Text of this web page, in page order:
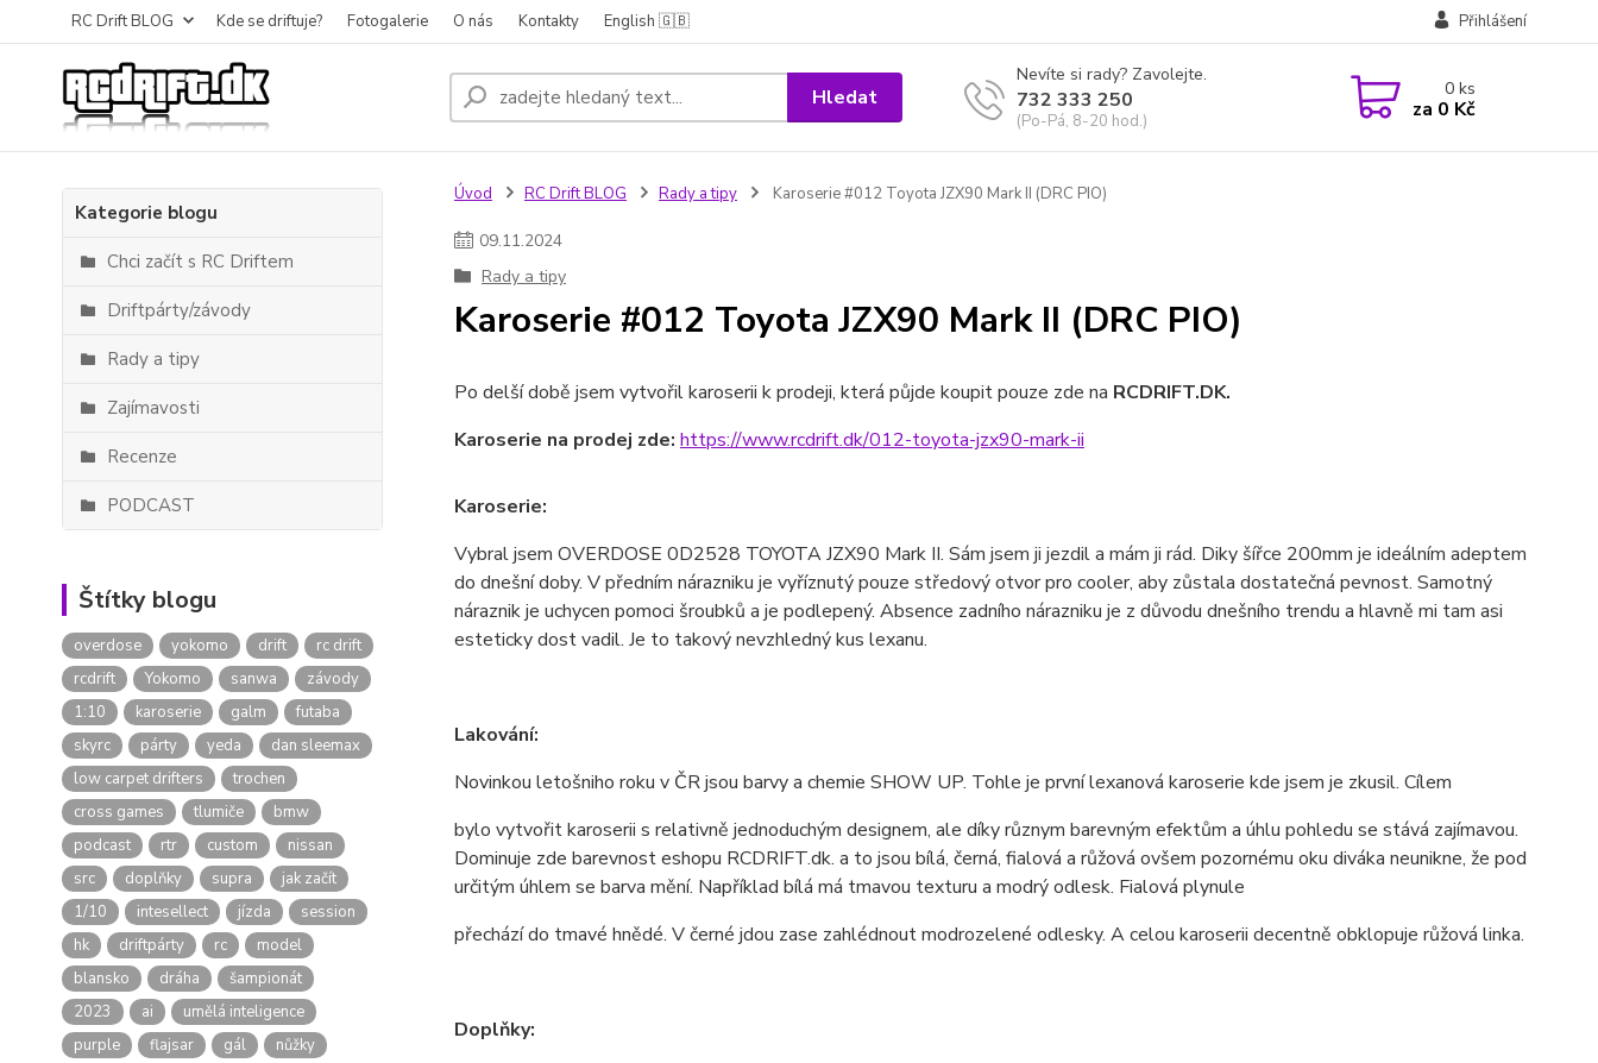
RC Drift BLOG Kde se driftuje? Fotogalerie O nás Kontakty English 🇬🇧 Přihlášení
Hledat
Nevíte si rady? Zavolejte.
732 333 250
(Po-Pá, 8-20 hod.)
0ks
za 0 Kč
Kategorie blogu
Chci začít s RC Driftem
Driftpárty/závody
Rady a tipy
Zajímavosti
Recenze
PODCAST
Štítky blogu
overdose yokomo drift
rc drift
rcdrift
Yokomo sanwa
závody
1:10
karoserie galm
futaba
skyrc
párty yeda
dan sleemax
low carpet drifters
trochen
cross games
tlumiče
bmw
podcast
rtr custom
nissan
src
doplňky supra
jak začít
1/10
intesellect jízda
session
hk
driftpárty rc
model
blansko
dráha
šampionát
2023
ai
umělá inteligence
purple
flajsar gál
nůžky
Úvod RC Drift BLOG Rady a tipy Karoserie #012 Toyota JZX90 Mark II (DRC PIO)
09.11.2024
Rady a tipy
Karoserie #012 Toyota JZX90 Mark II (DRC PIO)
Po delší době jsem vytvořil karoserii k prodeji, která půjde koupit pouze zde na RCDRIFT.DK.
Karoserie na prodej zde: https://www.rcdrift.dk/012-toyota-jzx90-mark-ii
Karoserie:
Vybral jsem OVERDOSE 0D2528 TOYOTA JZX90 Mark II. Sám jsem ji jezdil a mám ji rád. Diky šířce 200mm je ideálním adeptem
do dnešní doby. V předním nárazniku je vyříznutý pouze středový otvor pro cooler, aby zůstala dostatečná pevnost. Samotný
náraznik je uchycen pomoci šroubků a je podlepený. Absence zadního nárazniku je z důvodu dnešního trendu a hlavně mi tam asi
esteticky dost vadil. Je to takový nevzhledný kus lexanu.
Lakování:
Novinkou letošniho roku v ČR jsou barvy a chemie SHOW UP. Tohle je první lexanová karoserie kde jsem je zkusil. Cílem
bylo vytvořit karoserii s relativně jednoduchým designem, ale díky různym barevným efektům a úhlu pohledu se stává zajímavou.
Dominuje zde barevnost eshopu RCDRIFT.dk. a to jsou bílá, černá, fialová a růžová ovšem pozornému oku diváka neunikne, že pod
určitým úhlem se barva mění. Například bílá má tmavou texturu a modrý odlesk. Fialová plynule
přechází do tmavé hnědé. V černé jdou zase zahlédnout modrozelené odlesky. A celou karoserii decentně obklopuje růžová linka.
Doplňky: